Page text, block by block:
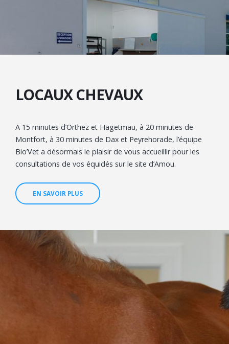
LOCAUX CHEVAUX
A 15 minutes d’Orthez et Hagetmau, à 20 minutes de
Montfort, à 30 minutes de Dax et Peyrehorade, l’équipe
Bio’Vet a désormais le plaisir de vous accueillir pour les
consultations de vos équidés sur le site d’Amou.
EN SAVOIR PLUS